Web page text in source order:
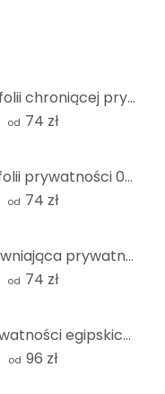
Ozdoby z folii chroniącej prywatność od Occident - kwadratowe
od 74 zł
Ilustracja folii prywatności 03 - kwadrat
od 74 zł
Folia zapewniająca prywatność o śródziemnomorskim wyglądzie - kwadratowa
od 74 zł
Film o prywatności egipskich kobiet
od 96 zł